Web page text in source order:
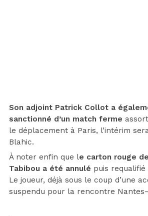
Son adjoint Patrick Collot a
sanctionné d’un match ferme
le déplacement à Paris, l’intérim
Blahic.
À noter enfin que le carton rouge
Tabibou a été annulé puis
Le joueur, déjà sous le coup d’une
suspendu pour la rencontre